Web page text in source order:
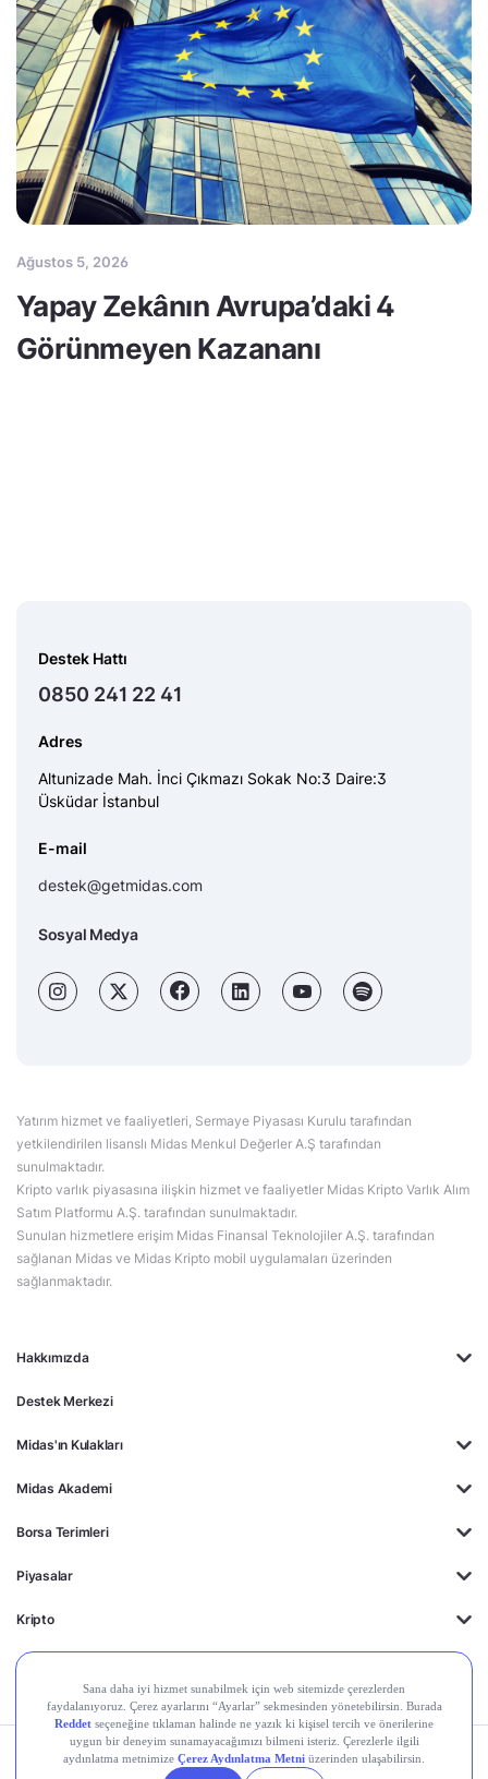
Ağustos 5, 2026
Yapay Zekânın Avrupa’daki 4
Görünmeyen Kazananı
Hakkımızda
Destek Merkezi
Midas'ın Kulakları
Midas Akademi
Borsa Terimleri
Piyasalar
Kripto
Ayrıcalıklar
Destek Hattı
0850 241 22 41
Adres
Altunizade Mah. İnci Çıkmazı Sokak No:3 Daire:3
Üsküdar İstanbul
E-mail
destek@getmidas.com
Sosyal Medya
Yatırım hizmet ve faaliyetleri, Sermaye Piyasası Kurulu tarafından
yetkilendirilen lisanslı Midas Menkul Değerler A.Ş tarafından
sunulmaktadır.
Kripto varlık piyasasına ilişkin hizmet ve faaliyetler Midas Kripto Varlık Alım
Satım Platformu A.Ş. tarafından sunulmaktadır.
Sunulan hizmetlere erişim Midas Finansal Teknolojiler A.Ş. tarafından
sağlanan Midas ve Midas Kripto mobil uygulamaları üzerinden
sağlanmaktadır.
Kişisel Verilerin
Gizlilik
Yasal
Çerez